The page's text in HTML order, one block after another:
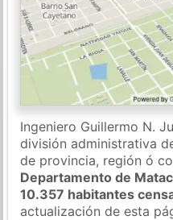
Ingeniero Guillermo N.
división administrativa
de provincia, región ó
Departamento de
10.357 habitantes
actualización de esta